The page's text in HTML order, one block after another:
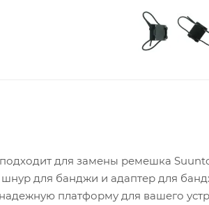
для замены ремешка
для банджи и адаптер для
платформу для вашего